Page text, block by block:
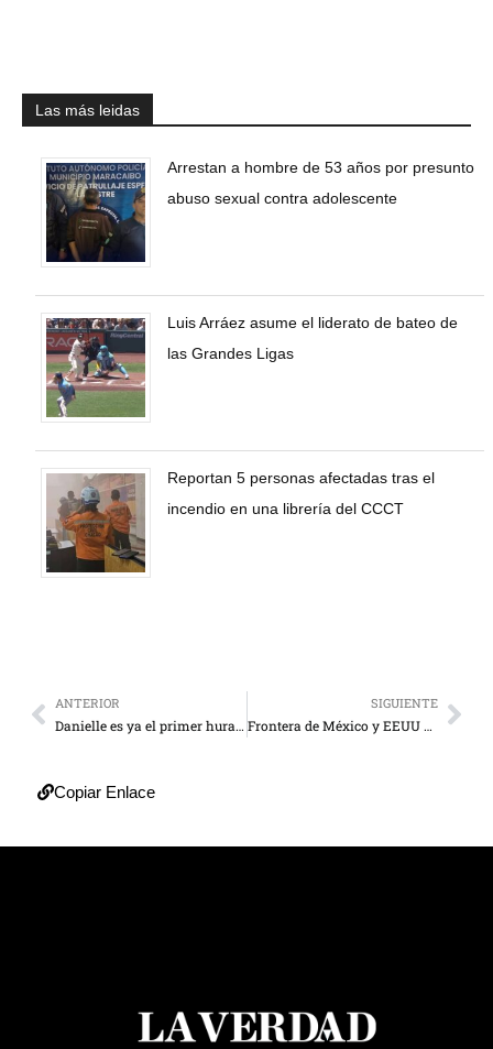
Las más leidas
Arrestan a hombre de 53 años por presunto
abuso sexual contra adolescente
Luis Arráez asume el liderato de bateo de
las Grandes Ligas
Reportan 5 personas afectadas tras el
incendio en una librería del CCCT
ANTERIOR
Danielle es ya el primer huracán de 2022 en el Atlántico
SIGUIENTE
Frontera de México y EEUU vive crisis binacional pese al fin del MPP
Copiar Enlace